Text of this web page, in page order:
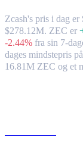
Zcash's pris i dag
$278.12M. ZEC er
-2.44% fra sin 7-
dages mindstepris
16.81M ZEC og et